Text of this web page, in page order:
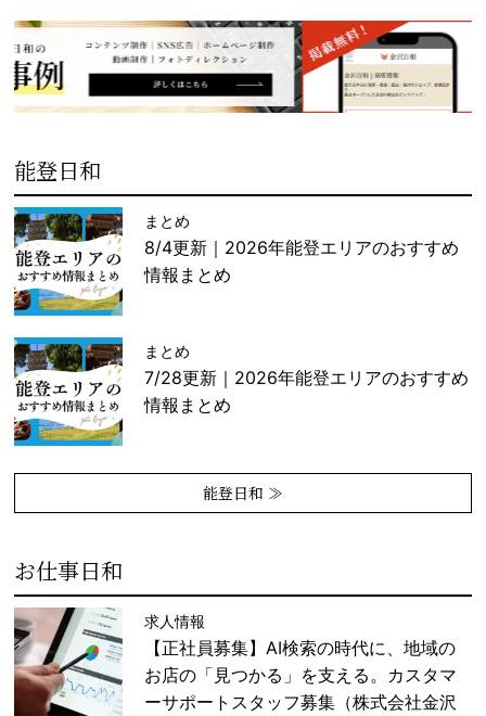
能登日和
まとめ
8/4更新｜2026年能登エリアのおすすめ
情報まとめ
まとめ
7/28更新｜2026年能登エリアのおすすめ
情報まとめ
能登日和 ≫
お仕事日和
求人情報
【正社員募集】AI検索の時代に、地域の
お店の「見つかる」を支える。カスタマ
ーサポートスタッフ募集（株式会社金沢